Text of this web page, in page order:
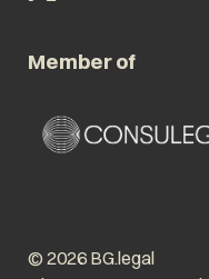
Member of
© 2026 BG.legal